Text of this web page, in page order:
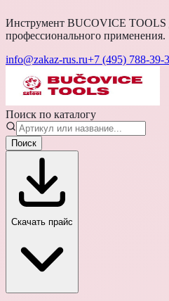
Инструмент BUCOVICE TOOLS
профессионального применения.
info@zakaz-rus.ru+7 (495) 788-39-
Поиск по каталогу
Поиск
Скачать прайс